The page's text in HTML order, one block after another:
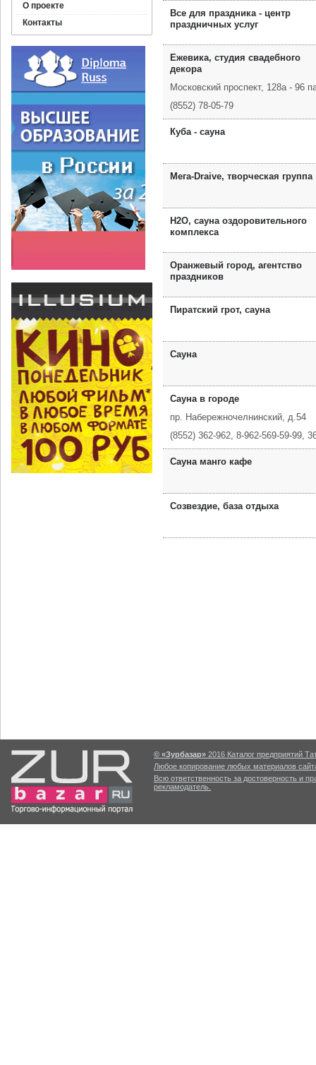
О проекте
Контакты
Все для праздника - центр
праздничных услуг
Ежевика, студия свадебного
декора
Московский проспект, 128а - 96
(8552) 78-05-79
Куба - сауна
Мега-Draive, творческая группа
Н2О, сауна оздоровительного
комплекса
Оранжевый город, агентство
праздников
Пиратский грот, сауна
Сауна
Сауна в городе
пр. Набережночелнинский, д.54
(8552) 362-962, 8-962-569-59-99,
Сауна манго кафе
Созвездие, база отдыха
© «Зурбазар» 2016 Каталог предприятий
Любое копирование любых материалов
Всю ответственность за достоверность и
рекламодатель.